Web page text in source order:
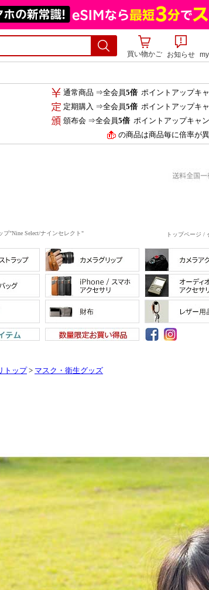
買い物かご
お知らせ
通常商品 ⇒全会員5倍ポイントアップキ
定期購入 ⇒全会員5倍ポイントアップキ
頒布会 ⇒全会員5倍ポイントアップキャ
の商品は商品毎に倍率が異
"Nine Select/ナインセレクト" トップページ /
トップ > マスク・衛生グッズ